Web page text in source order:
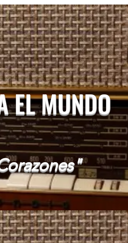
EL MUNDO